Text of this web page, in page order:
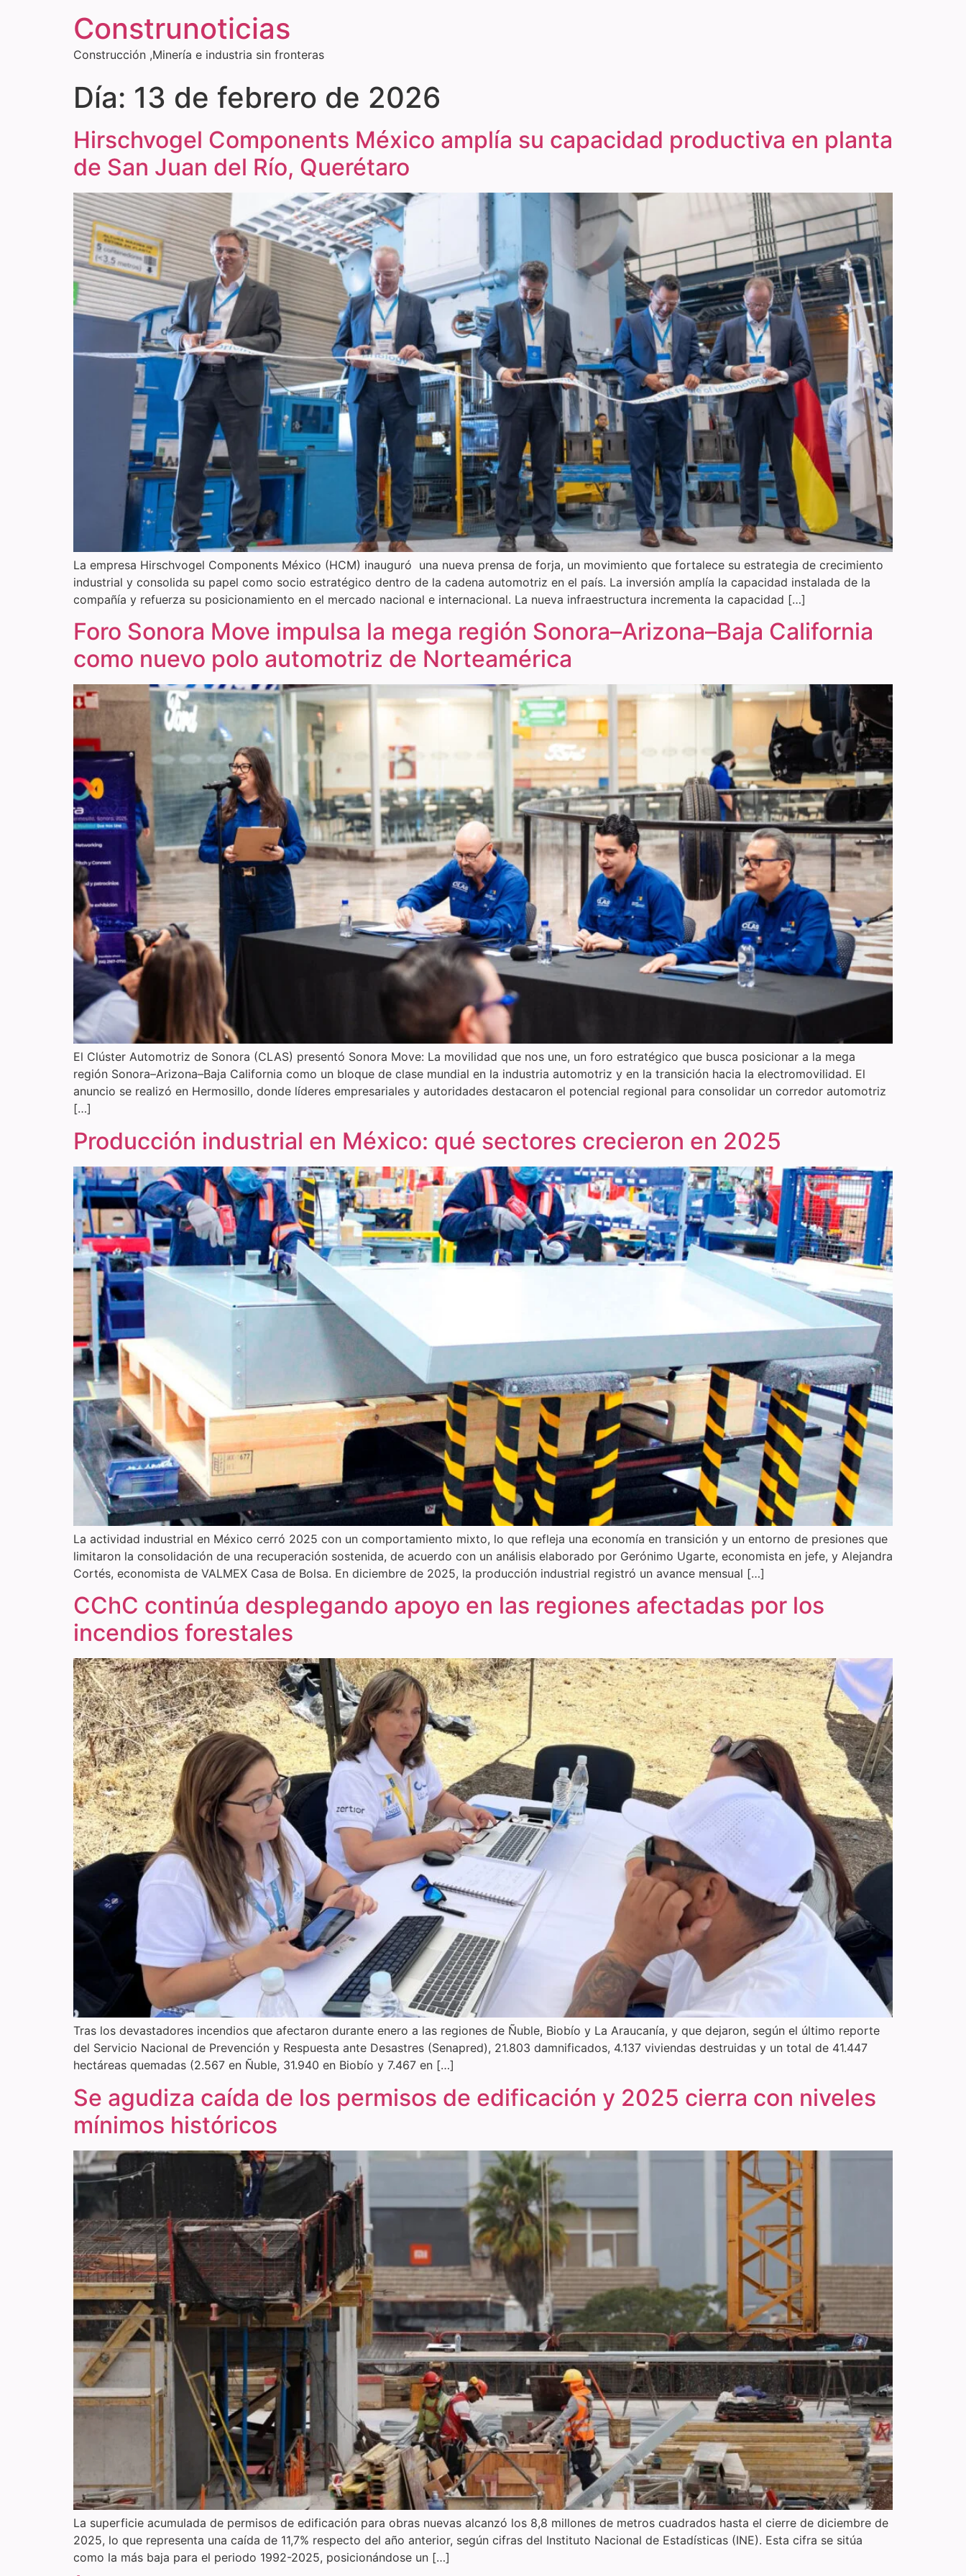
Construnoticias
Construcción ,Minería e industria sin fronteras
Día: 13 de febrero de 2026
Hirschvogel Components México amplía su capacidad productiva en planta
de San Juan del Río, Querétaro
La empresa Hirschvogel Components México (HCM) inauguró una nueva prensa de forja, un movimiento que fortalece su estrategia de crecimiento
industrial y consolida su papel como socio estratégico dentro de la cadena automotriz en el país. La inversión amplía la capacidad instalada de la
compañía y refuerza su posicionamiento en el mercado nacional e internacional. La nueva infraestructura incrementa la capacidad […]
Foro Sonora Move impulsa la mega región Sonora–Arizona–Baja California
como nuevo polo automotriz de Norteamérica
El Clúster Automotriz de Sonora (CLAS) presentó Sonora Move: La movilidad que nos une, un foro estratégico que busca posicionar a la mega
región Sonora–Arizona–Baja California como un bloque de clase mundial en la industria automotriz y en la transición hacia la electromovilidad. El
anuncio se realizó en Hermosillo, donde líderes empresariales y autoridades destacaron el potencial regional para consolidar un corredor automotriz
[…]
Producción industrial en México: qué sectores crecieron en 2025
La actividad industrial en México cerró 2025 con un comportamiento mixto, lo que refleja una economía en transición y un entorno de presiones que
limitaron la consolidación de una recuperación sostenida, de acuerdo con un análisis elaborado por Gerónimo Ugarte, economista en jefe, y Alejandra
Cortés, economista de VALMEX Casa de Bolsa. En diciembre de 2025, la producción industrial registró un avance mensual […]
CChC continúa desplegando apoyo en las regiones afectadas por los
incendios forestales
Tras los devastadores incendios que afectaron durante enero a las regiones de Ñuble, Biobío y La Araucanía, y que dejaron, según el último reporte
del Servicio Nacional de Prevención y Respuesta ante Desastres (Senapred), 21.803 damnificados, 4.137 viviendas destruidas y un total de 41.447
hectáreas quemadas (2.567 en Ñuble, 31.940 en Biobío y 7.467 en […]
Se agudiza caída de los permisos de edificación y 2025 cierra con niveles
mínimos históricos
La superficie acumulada de permisos de edificación para obras nuevas alcanzó los 8,8 millones de metros cuadrados hasta el cierre de diciembre de
2025, lo que representa una caída de 11,7% respecto del año anterior, según cifras del Instituto Nacional de Estadísticas (INE). Esta cifra se sitúa
como la más baja para el periodo 1992-2025, posicionándose un […]